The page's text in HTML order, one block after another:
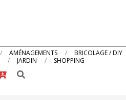
AMÉNAGEMENTS
BRICOLAGE / DIY
JARDIN
SHOPPING
Search